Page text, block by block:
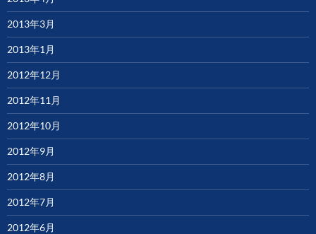
2013年3月
2013年1月
2012年12月
2012年11月
2012年10月
2012年9月
2012年8月
2012年7月
2012年6月